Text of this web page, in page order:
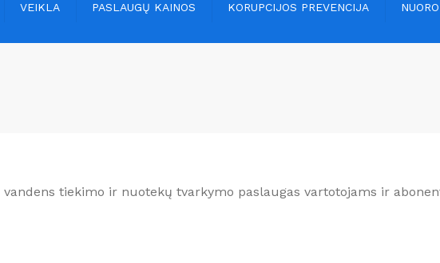
VEIKLA
paslaugos
PASLAUGŲ KAINOS KORUPCIJOS PREVENCIJA
tiekimo ir nuotekų tvarkymo paslaugas vartotojams ir